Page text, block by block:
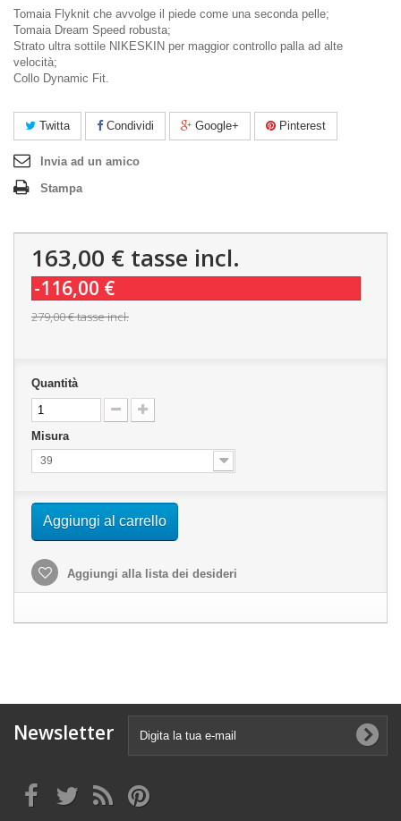
Tomaia Flyknit che avvolge il piede come una seconda pelle;
Tomaia Dream Speed robusta;
Strato ultra sottile NIKESKIN per maggior controllo palla ad alte
velocità;
Collo Dynamic Fit.
Twitta Condividi Google+ Pinterest
Invia ad un amico
Stampa
163,00 € tasse incl.
-116,00 €
279,00 €tasse incl.
Quantità
Misura
39
Aggiungi al carrello
Aggiungi alla lista dei desideri
Newsletter